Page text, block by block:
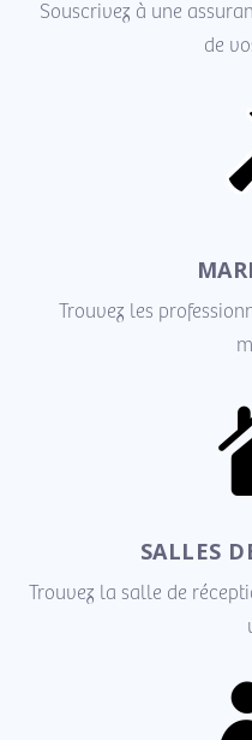
Souscrivez à une
de
Trouvez les
SALLES
Trouvez la salle de